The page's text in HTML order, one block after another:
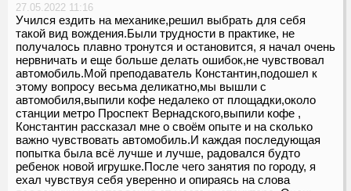
27.05.2022 11:16
Учился ездить на механике,решил выбрать для себя
такой вид вождения.Были трудности в практике, не
получалось плавно тронутся и остановится, я начал очень
нервничать и еще больше делать ошибок,не чувствовал
автомобиль.Мой преподаватель Константин,подошел к
этому вопросу весьма деликатно,мы вышли с
автомобиля,выпили кофе недалеко от площадки,около
станции метро Проспект Вернадского,выпили кофе ,
Константин рассказал мне о своём опыте и на сколько
важно чувствовать автомобиль.И каждая последующая
попытка была всё лучше и лучше, радовался будто
ребенок новой игрушке.После чего занятия по городу, я
ехал чувствуя себя уверенно и опираясь на слова